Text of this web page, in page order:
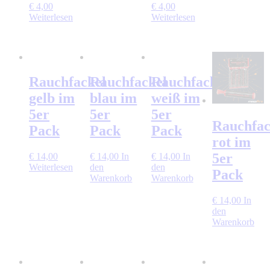
€ 4,00
Weiterlesen
€4,00
Weiterlesen
Rauchfackel
gelb im
5er
Pack
€ 14,00
Weiterlesen
Rauchfackel
blau im
5er
Pack
€ 14,00 In
den
Warenkorb
Rauchfackel
weiß im
5er
Pack
€14,00 In
den
Warenkorb
rot im
5er
Pack
€14,00 In
den
Warenkorb